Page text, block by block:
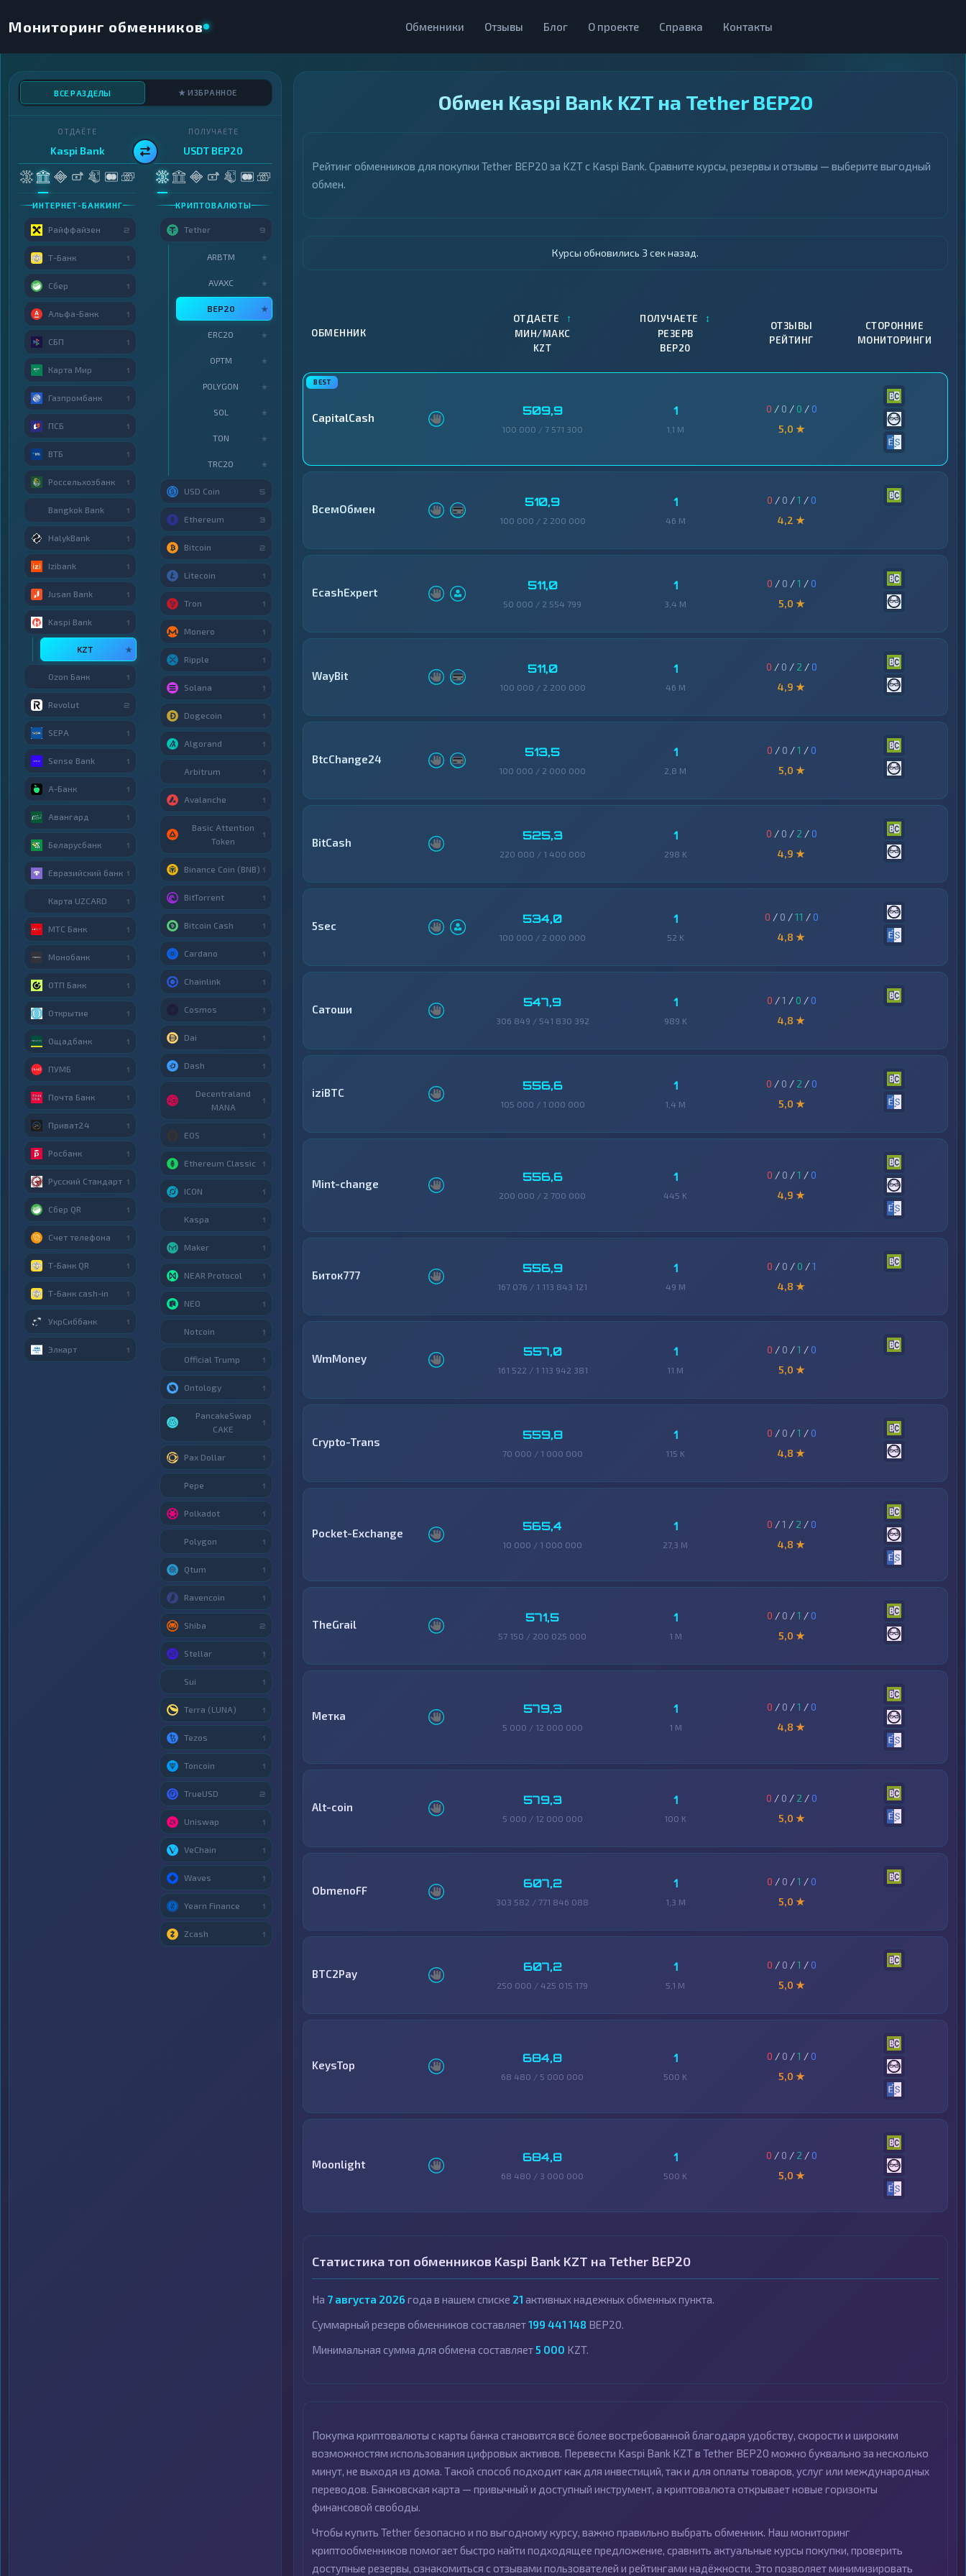
Мониторинг обменников Обменники Отзывы Блог О проекте Справка Контакты
Обмен Kaspi Bank KZT на Tether BEP20
Рейтинг обменников для покупки Tether BEP20 за KZT с Kaspi Bank. Сравните курсы, резервы и отзывы — выберите выгодный
обмен.
Курсы обновились 4 сек назад.
ОБМЕННИК
ОТДАЕТЕ ↑
МИН/МАКС
KZT
ПОЛУЧАЕТЕ ↕
РЕЗЕРВ
BEP20
ОТЗЫВЫ
РЕЙТИНГ
СТОРОННИЕ
МОНИТОРИНГИ
CapitalCash 509,9
100 000 / 7 571 300
1
1,1 M
0 / 0 / 0 /0
5,0 ★
ВсемОбмен 510,9
100 000 / 2 200 000
1
46 M
0 / 0 /1 /0
4,2 ★
EcashExpert 511,0
50 000 / 2 554 799
1
3,4 M
0 / 0 /1 /0
5,0 ★
WayBit 511,0
100 000 / 2 200 000
1
46 M
0 / 0 / 2 /0
4,9 ★
BtcChange24 513,5
100 000 / 2 000 000
1
2,8 M
0 / 0 /1 /0
5,0 ★
BitCash 525,3
220 000 / 1 400 000
1
298 K
0 / 0 / 2 /0
4,9 ★
5sec 534,0
100 000 / 2 000 000
1
52 K
0 / 0 /11 /0
4,8 ★
Сатоши 547,9
306 849 / 541 830 392
1
989 K
0 /1 / 0 /0
4,8 ★
iziBTC 556,6
105 000 / 1 000 000
1
1,4 M
0 / 0 / 2 /0
5,0 ★
Mint-change 556,6
200 000 / 2 700 000
1
445 K
0 / 0 /1 /0
4,9 ★
Биток777 556,9
167 076 / 1 113 843 121
1
49 M
0 / 0 / 0 /1
4,8 ★
WmMoney 557,0
161 522 / 1 113 942 381
1
11 M
0 / 0 /1 /0
5,0 ★
Crypto-Trans 559,8
70 000 / 1 000 000
1
115 K
0 / 0 /1 /0
4,8 ★
Pocket-Exchange 565,4
10 000 / 1 000 000
1
27,3 M
0 /1 / 2 /0
4,8 ★
TheGrail 571,5
57 150 / 200 025 000
1
1 M
0 / 0 /1 /0
5,0 ★
Метка 579,3
5 000 / 12 000 000
1
1 M
0 / 0 /1 /0
4,8 ★
Alt-coin 579,3
5 000 / 12 000 000
1
100 K
0 / 0 / 2 /0
5,0 ★
ObmenoFF 607,2
303 582 / 771 846 088
1
1,3 M
0 / 0 /1 /0
5,0 ★
BTC2Pay 607,2
250 000 / 425 015 179
1
5,1 M
0 / 0 /1 /0
5,0 ★
KeysTop 684,8
68 480 / 5 000 000
1
500 K
0 / 0 /1 /0
5,0 ★
Moonlight 684,8
68 480 / 3 000 000
1
500 K
0 / 0 / 2 /0
5,0 ★
Статистика топ обменников Kaspi Bank KZT на Tether BEP20
На 7 августа 2026 года в нашем списке 21 активных надежных обменных пункта.
Суммарный резерв обменников составляет199 441 148 BEP20.
Минимальная сумма для обмена составляет5 000 KZT.
Покупка криптовалюты с карты банка становится всё более востребованной благодаря удобству, скорости и широким
возможностям использования цифровых активов. Перевести Kaspi Bank KZT в Tether BEP20 можно буквально за несколько
минут, не выходя из дома. Такой способ подходит как для инвестиций, так и для оплаты товаров, услуг или международных
переводов. Банковская карта — привычный и доступный инструмент, а криптовалюта открывает новые горизонты
финансовой свободы.
Чтобы купить Tether безопасно и по выгодному курсу, важно правильно выбрать обменник. Наш мониторинг
криптообменников помогает быстро найти подходящее предложение, сравнить актуальные курсы покупки, проверить
доступные резервы, ознакомиться с отзывами пользователей и рейтингами надёжности. Это позволяет минимизировать
ВСЕ РАЗДЕЛЫ ★ ИЗБРАННОЕ
ОТДАЁТЕ
Kaspi Bank
ИНТЕРНЕТ-БАНКИНГ
Райффайзен 2
Т-Банк 1
Сбер 1
Альфа-Банк 1
СБП 1
Карта Мир 1
Газпромбанк 1
ПСБ 1
ВТБ 1
Россельхозбанк 1
Bangkok Bank 1
HalykBank 1
Izibank 1
Jusan Bank 1
Kaspi Bank 1
KZT ★
Ozon Банк 1
Revolut 2
SEPA 1
Sense Bank 1
А-Банк 1
Авангард 1
Беларусбанк 1
Евразийский банк 1
Карта UZCARD 1
МТС Банк 1
Монобанк 1
ОТП Банк 1
Открытие 1
Ощадбанк 1
ПУМБ 1
Почта Банк 1
Приват24 1
Росбанк 1
Русский Стандарт 1
Сбер QR 1
Счет телефона 1
Т-Банк QR 1
Т-Банк cash-in 1
УкрСиббанк 1
Элкарт 1
ПОЛУЧАЕТЕ
USDT BEP20
КРИПТОВАЛЮТЫ
Tether 9
ARBTM ★
AVAXC ★
BEP20 ★
ERC20 ★
OPTM ★
POLYGON ★
SOL ★
TON ★
TRC20 ★
USD Coin 5
Ethereum 3
Bitcoin 2
Litecoin 1
Tron 1
Monero 1
Ripple 1
Solana 1
Dogecoin 1
Algorand 1
Arbitrum 1
Avalanche 1
Basic Attention
Token
1
Binance Coin (BNB) 1
BitTorrent 1
Bitcoin Cash 1
Cardano 1
Chainlink 1
Cosmos 1
Dai 1
Dash 1
Decentraland
MANA
1
EOS 1
Ethereum Classic 1
ICON 1
Kaspa 1
Maker 1
NEAR Protocol 1
NEO 1
Notcoin 1
Official Trump 1
Ontology 1
PancakeSwap
CAKE
1
Pax Dollar 1
Pepe 1
Polkadot 1
Polygon 1
Qtum 1
Ravencoin 1
Shiba 2
Stellar 1
Sui 1
Terra (LUNA) 1
Tezos 1
Toncoin 1
TrueUSD 2
Uniswap 1
VeChain 1
Waves 1
Yearn Finance 1
Zcash 1